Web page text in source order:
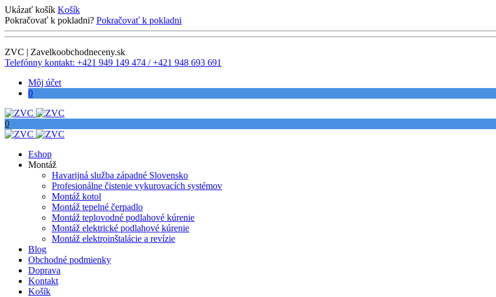
Ukázať košík Košík
Pokračovať k pokladni? Pokračovať k pokladni
ZVC | Zavelkoobchodneceny.sk
Telefónny kontakt: +421 949 149 474 / +421 948 693 691
Môj účet
0
0
Eshop
Montáž
Havarijná služba západné Slovensko
Profesionálne čistenie vykurovacích systémov
Montáž kotol
Montáž tepelné čerpadlo
Montáž teplovodné podlahové kúrenie
Montáž elektrické podlahové kúrenie
Montáž elektroinštalácie a revízie
Blog
Obchodné podmienky
Doprava
Kontakt
Košík